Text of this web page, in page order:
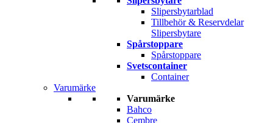
Slipersbytarblad
Tillbehör & Reservdelar
Slipersbytare
Spårstoppare
Spårstoppare
Svetscontainer
Container
Varumärke
Varumärke
Bahco
Cembre